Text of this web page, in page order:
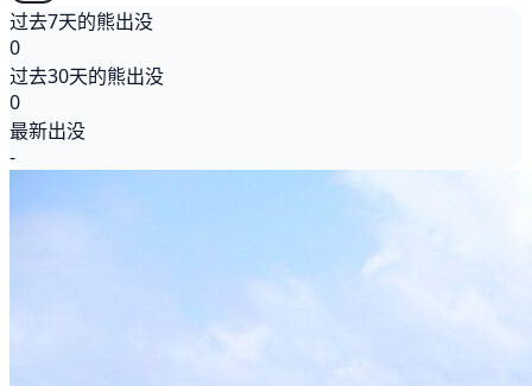
过去7天的熊出没
0
过去30天的熊出没
0
最新出没
-